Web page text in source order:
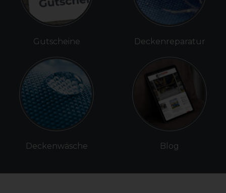
Gutscheine
Deckenwäsche
Deckenreparatur
Blog